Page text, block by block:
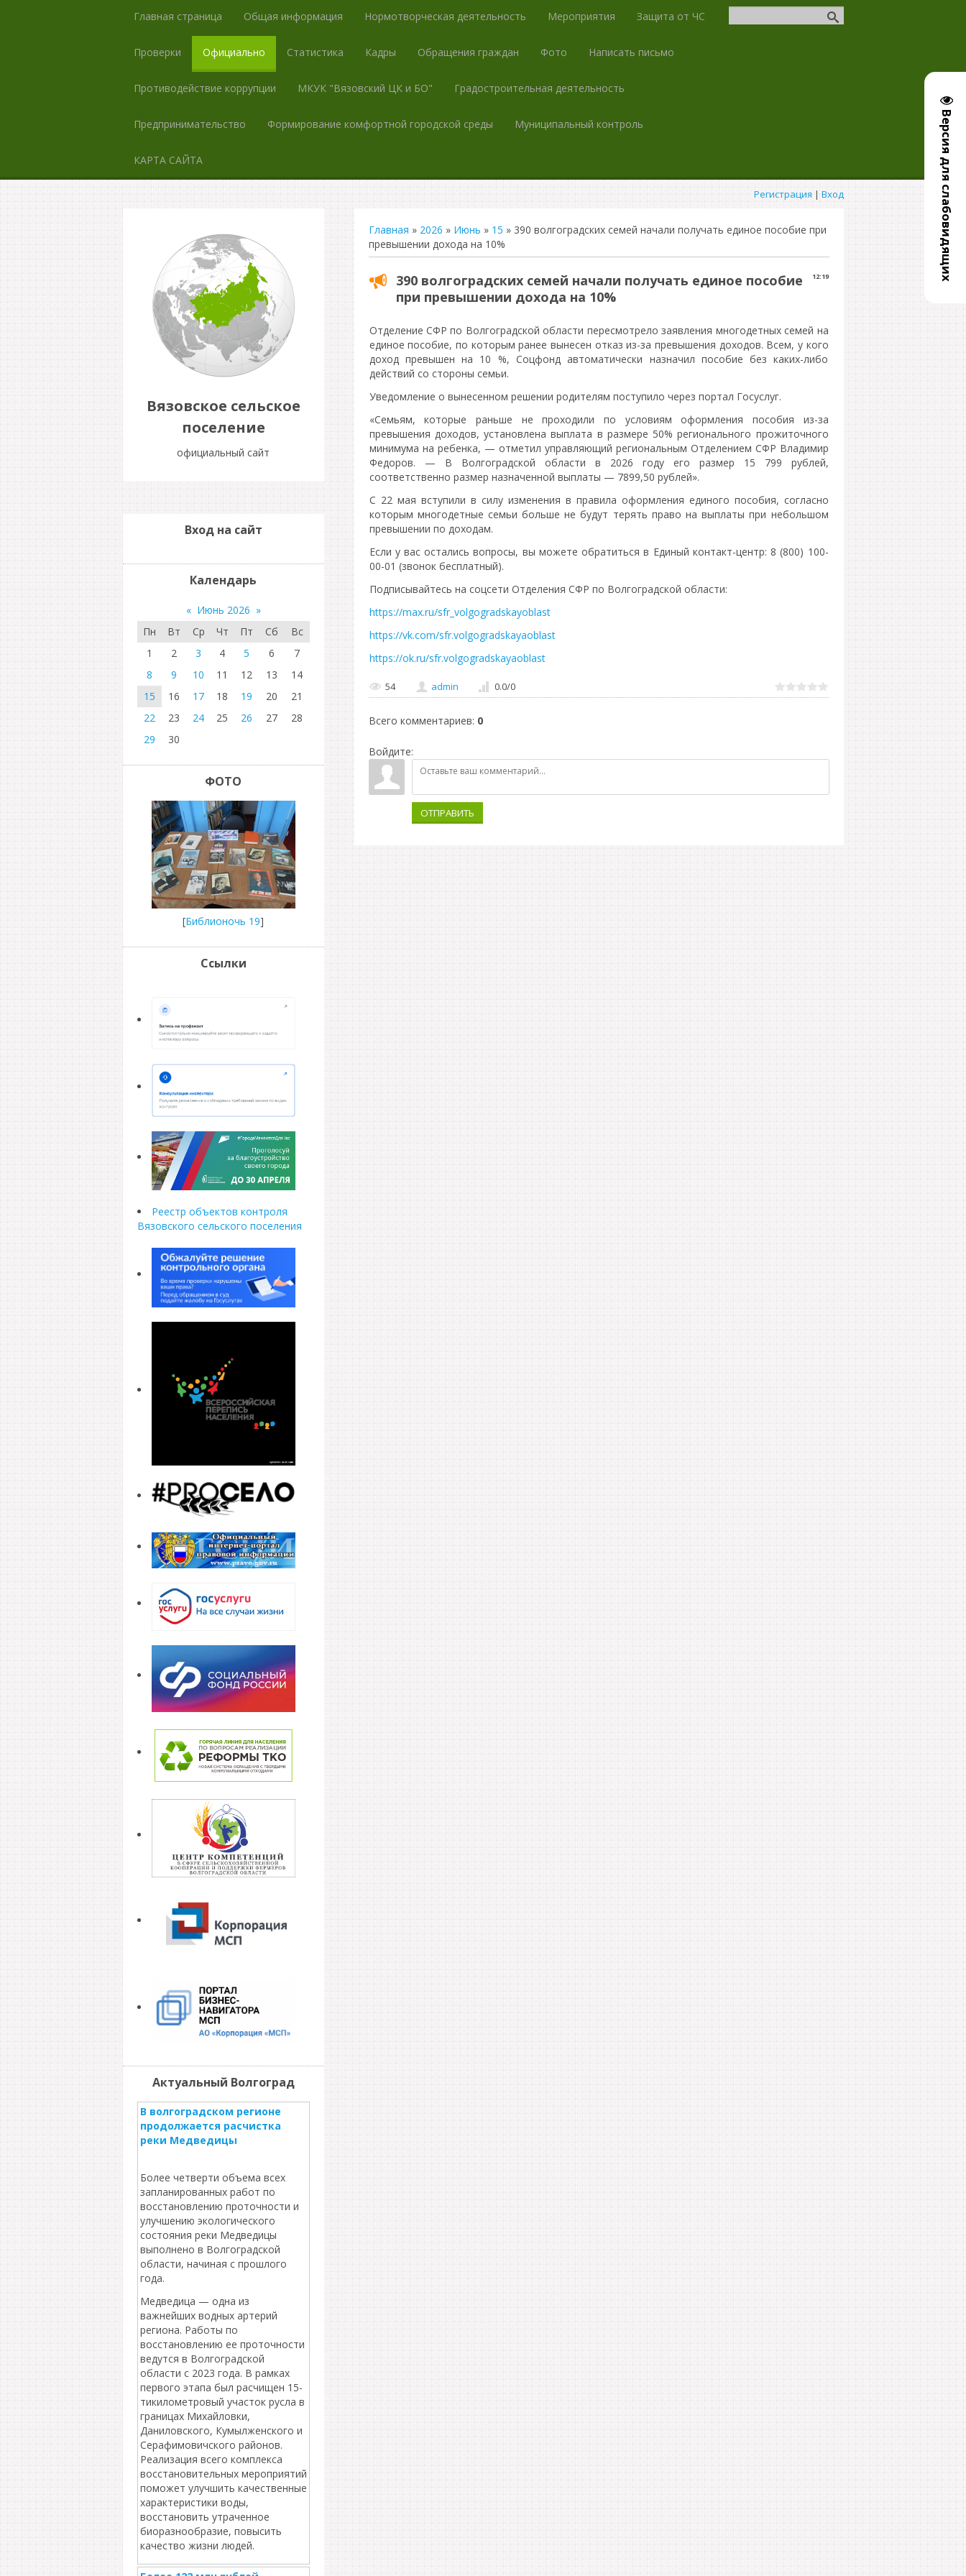
Версия для слабовидящих
Главная страница Общая информация Нормотворческая деятельность Мероприятия Защита от ЧС
Проверки Официально Статистика Кадры Обращения граждан Фото Написать письмо
Противодействие коррупции МКУК "Вязовский ЦК и БО" Градостроительная деятельность
Предпринимательство Формирование комфортной городской среды Муниципальный контроль
КАРТА САЙТА
Регистрация | Вход
Вязовское сельское
поселение
официальный сайт
Главная » 2026 » Июнь » 15 » 390 волгоградских семей начали получать единое пособие при
превышении дохода на 10%
12:19
390 волгоградских семей начали получать единое пособие
при превышении дохода на 10%
Отделение СФР по Волгоградской области пересмотрело заявления многодетных семей на
единое пособие, по которым ранее вынесен отказ из-за превышения доходов. Всем, у кого
доход превышен на 10 %, Соцфонд автоматически назначил пособие без каких-либо
действий со стороны семьи.
Уведомление о вынесенном решении родителям поступило через портал Госуслуг.
«Семьям, которые раньше не проходили по условиям оформления пособия из-за
превышения доходов, установлена выплата в размере 50% регионального прожиточного
минимума на ребенка, — отметил управляющий региональным Отделением СФР Владимир
Федоров. — В Волгоградской области в 2026 году его размер 15 799 рублей,
соответственно размер назначенной выплаты — 7899,50 рублей».
С 22 мая вступили в силу изменения в правила оформления единого пособия, согласно
которым многодетные семьи больше не будут терять право на выплаты при небольшом
превышении по доходам.
Если у вас остались вопросы, вы можете обратиться в Единый контакт-центр: 8 (800) 100-
00-01 (звонок бесплатный).
Подписывайтесь на соцсети Отделения СФР по Волгоградской области:
https://max.ru/sfr_volgogradskayoblast
https://vk.com/sfr.volgogradskayaoblast
https://ok.ru/sfr.volgogradskayaoblast
54 admin 0.0/0
Всего комментариев: 0
Войдите:
ОТПРАВИТЬ
Вход на сайт
Календарь
« Июнь 2026 »
Пн
Вт Ср Чт Пт Сб
Вс
1
2 3 4 5 6
7
8
9 10 11 12 13
14
15
16 17 18 19 20
21
22
23 24 25 26 27
28
29
30
ФОТО
[Библионочь 19]
Ссылки
Реестр объектов контроля
Вязовского сельского поселения
Актуальный Волгоград
В волгоградском регионе
продолжается расчистка
реки Медведицы
Более четверти объема всех
запланированных работ по
восстановлению проточности и
улучшению экологического
состояния реки Медведицы
выполнено в Волгоградской
области, начиная с прошлого
года.
Медведица — одна из
важнейших водных артерий
региона. Работы по
восстановлению ее проточности
ведутся в Волгоградской
области с 2023 года. В рамках
первого этапа был расчищен 15-
тикилометровый участок русла в
границах Михайловки,
Даниловского, Кумылженского и
Серафимовичского районов.
Реализация всего комплекса
восстановительных мероприятий
поможет улучшить качественные
характеристики воды,
восстановить утраченное
биоразнообразие, повысить
качество жизни людей.